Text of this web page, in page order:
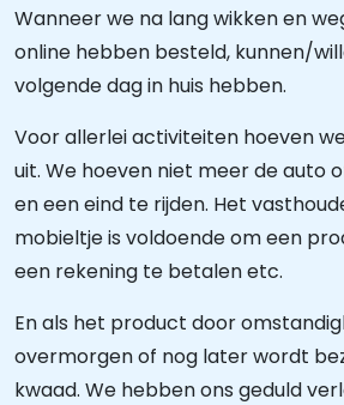
Wanneer we na lang wikken en
online hebben besteld, kunnen/
volgende dag in huis hebben.
Voor allerlei activiteiten hoeven
uit. We hoeven niet meer de auto
en een eind te rijden. Het
mobieltje is voldoende om een
een rekening te betalen etc.
En als het product door
overmorgen of nog later wordt
kwaad. We hebben ons geduld